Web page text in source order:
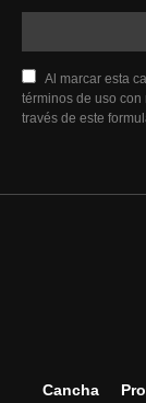
Al marcar esta
términos de uso
través de este
Cancha